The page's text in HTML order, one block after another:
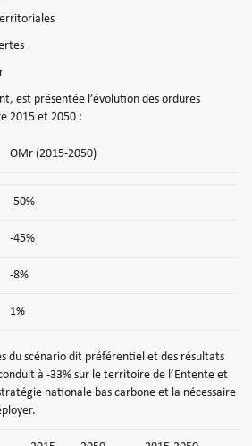
est présentée l’évolution des ordures
2015 et 2050 :
OMr (2015-2050)
-50%
-45%
-8%
1%
du scénario dit préférentiel et des résultats
à -33% sur le territoire de l’Entente et
nationale bas carbone et la nécessaire